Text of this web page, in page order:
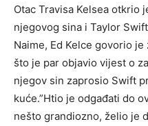
Otac Travisa Kelsea otkrio
njegovog sina i Taylor
Naime, Ed Kelce govorio
što je par objavio vijest o
njegov sin zaprosio Swift
kuće.”Htio je odgađati do
nešto grandiozno, želio je